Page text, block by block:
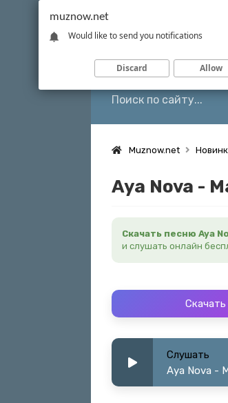
Muznow.net
Aya Nova -
Скачать песню Aya
и слушать онлайн
Слушать
Aya Nova -
muznow.net
Would like to send you notifications
Discard Allow